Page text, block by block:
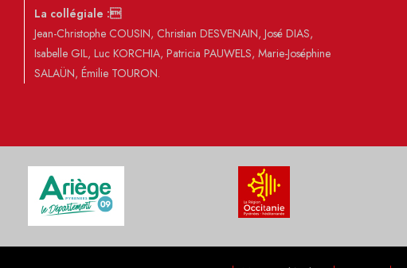
La collégiale :
Jean-Christophe COUSIN, Christian DESVENAIN, José DIAS,
Isabelle GIL, Luc KORCHIA, Patricia PAUWELS, Marie-Joséphine
SALAÜN, Émilie TOURON.